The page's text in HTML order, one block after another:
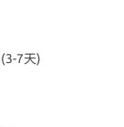
7天)